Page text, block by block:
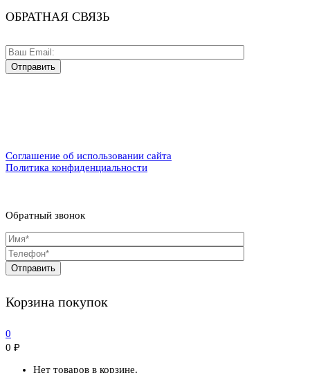
ОБРАТНАЯ СВЯЗЬ
Соглашение об использовании сайта
Политика конфиденциальности
Обратный звонок
Корзина покупок
0
0 ₽
Нет товаров в корзине.